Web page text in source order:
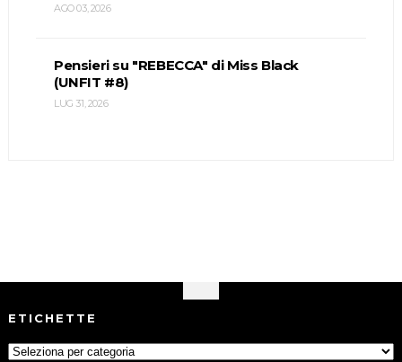
AGO 03, 2026
Pensieri su "REBECCA" di Miss Black
(UNFIT #8)
LUG 31, 2026
ETICHETTE